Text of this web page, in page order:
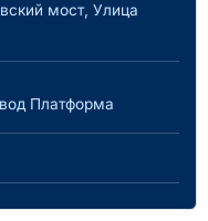
мост, Улица
Платформа